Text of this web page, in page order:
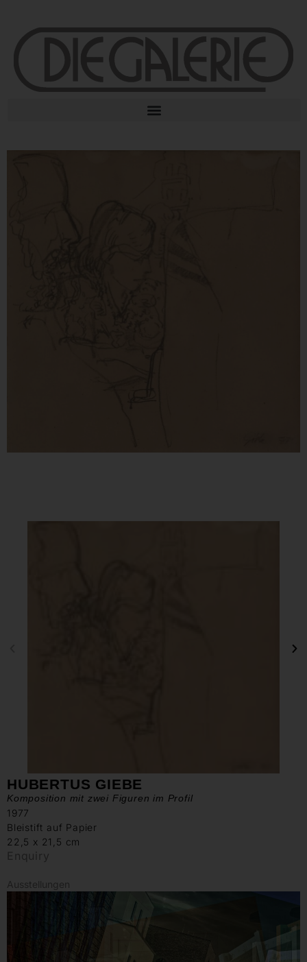
HUBERTUS GIEBE
Komposition mit zwei Figuren im Profil
1977
Bleistift auf Papier
22,5 x 21,5 cm
Enquiry
Ausstellungen